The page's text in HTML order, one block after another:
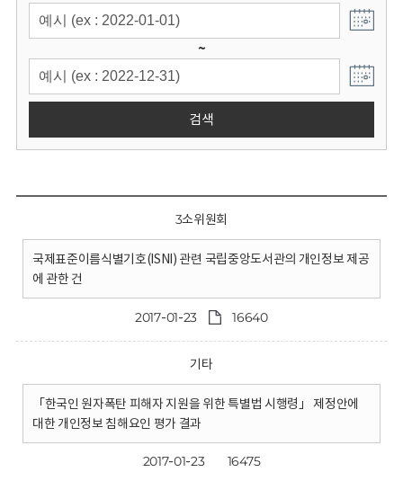
~
검색
3소위원회
국제표준이름식별기호(ISNI) 관련 국립중앙도서관의 개인정보 제공
에 관한 건
2017-01-23 16640
기타
「한국인 원자폭탄 피해자 지원을 위한 특별법 시행령」 제정안에
대한 개인정보 침해요인 평가 결과
2017-01-23 16475